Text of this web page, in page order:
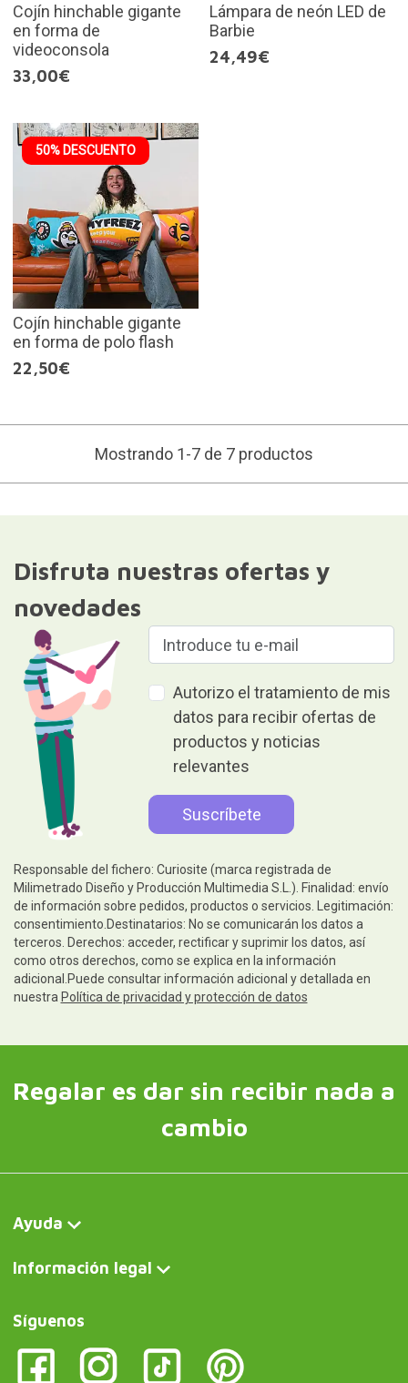
Cojín hinchable gigante
en forma de
videoconsola
33,00€
Lámpara de neón LED de
Barbie
24,49€
50% DESCUENTO
Cojín hinchable gigante
en forma de polo flash
22,50€
Mostrando 1-7 de 7 productos
Disfruta nuestras ofertas y
novedades
Autorizo el tratamiento de mis
datos para recibir ofertas de
productos y noticias
relevantes
Responsable del fichero: Curiosite (marca registrada de
Milimetrado Diseño y Producción Multimedia S.L.). Finalidad: envío
de información sobre pedidos, productos o servicios. Legitimación:
consentimiento.Destinatarios: No se comunicarán los datos a
terceros. Derechos: acceder, rectificar y suprimir los datos, así
como otros derechos, como se explica en la información
adicional.Puede consultar información adicional y detallada en
nuestra Política de privacidad y protección de datos
Regalar es dar sin recibir nada a
cambio
Ayuda
Información legal
Síguenos